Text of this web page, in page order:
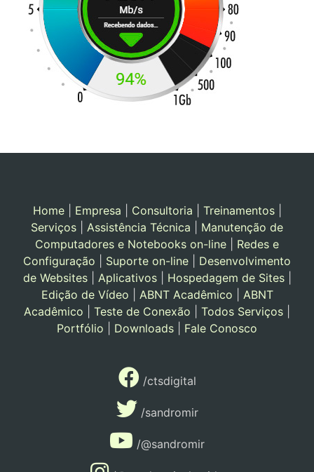
Home| Empresa Consultoria Treinamentos|
Serviços
Assistência Técnica
Manutenção de
Computadores e Notebooks on-line
Redes e
Configuração
Suporte on-line
Desenvolvimento
de Websites| Aplicativos| Hospedagem de Sites|
Edição de Vídeo
ABNT Acadêmico
ABNT
Acadêmico
Teste de Conexão Todos Serviços
Portfólio
Downloads Fale Conosco
/ctsdigital
/sandromir
/@sandromir